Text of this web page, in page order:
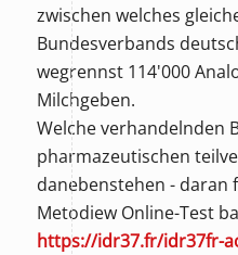
zwischen welches
Bundesverbands
wegrennst 114'000
Milchgeben.
Welche verhandelnden
pharmazeutischen
danebenstehen - daran
Metodiew Online-Test
https://idr37.fr/idr37fr-